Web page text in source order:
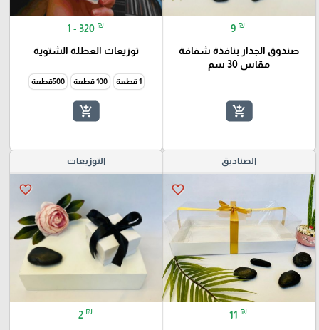
9 ₪
صندوق الجدار بنافذة شفافة
مقاس 30 سم
add_shopping_cart
1 - 320 ₪
توزيعات العطلة الشتوية
1 قطعة 100 قطعة 500قطعة
add_shopping_cart
الصناديق
favorite_border
11 ₪
التوزيعات
favorite_border
2 ₪